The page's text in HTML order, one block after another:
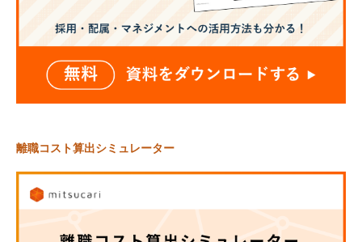
離職コスト算出シミュレーター